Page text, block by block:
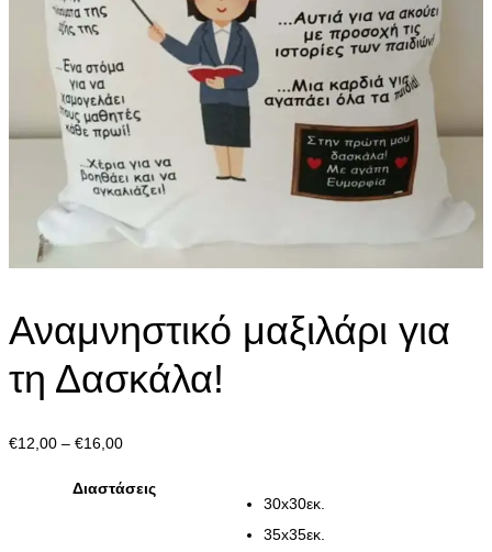
Αναμνηστικό μαξιλάρι για
τη Δασκάλα!
€12,00 – €16,00Price
€12,00
Διαστάσεις
30x30εκ.
35x35εκ.